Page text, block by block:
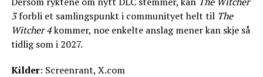
3forbli et samlingspunkt i communityet helt til The
Witcher 4kommer, noe enkelte anslag mener kan skje så
tidlig som i 2027.
Kilder: Screenrant, X.com